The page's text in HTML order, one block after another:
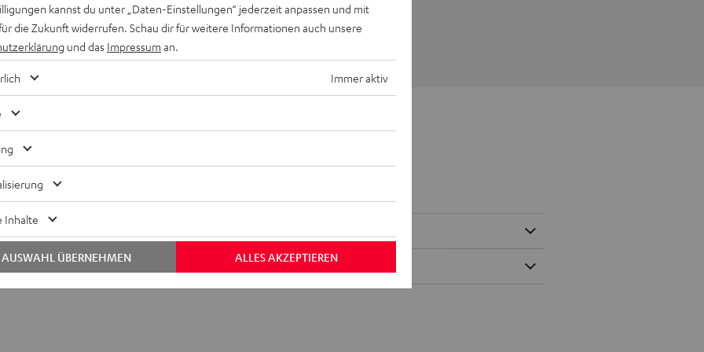
2 Audio-Adapter
kannst du unter „Daten-Einstellungen“ jederzeit anpassen und mit
die Zukunft widerrufen. Schau dir für weitere Informationen auch unsere
und das Impressum an.
Immer aktiv
Inhalte
ALLES AKZEPTIEREN
AUSWAHL ÜBERNEHMEN